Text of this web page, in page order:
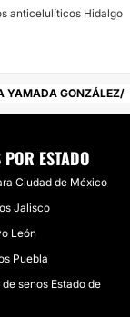
anticelulíticos Hidalgo
YAMADA GONZÁLEZ
ESTADO
Ciudad de México
Jalisco
León
Puebla
senos Estado de